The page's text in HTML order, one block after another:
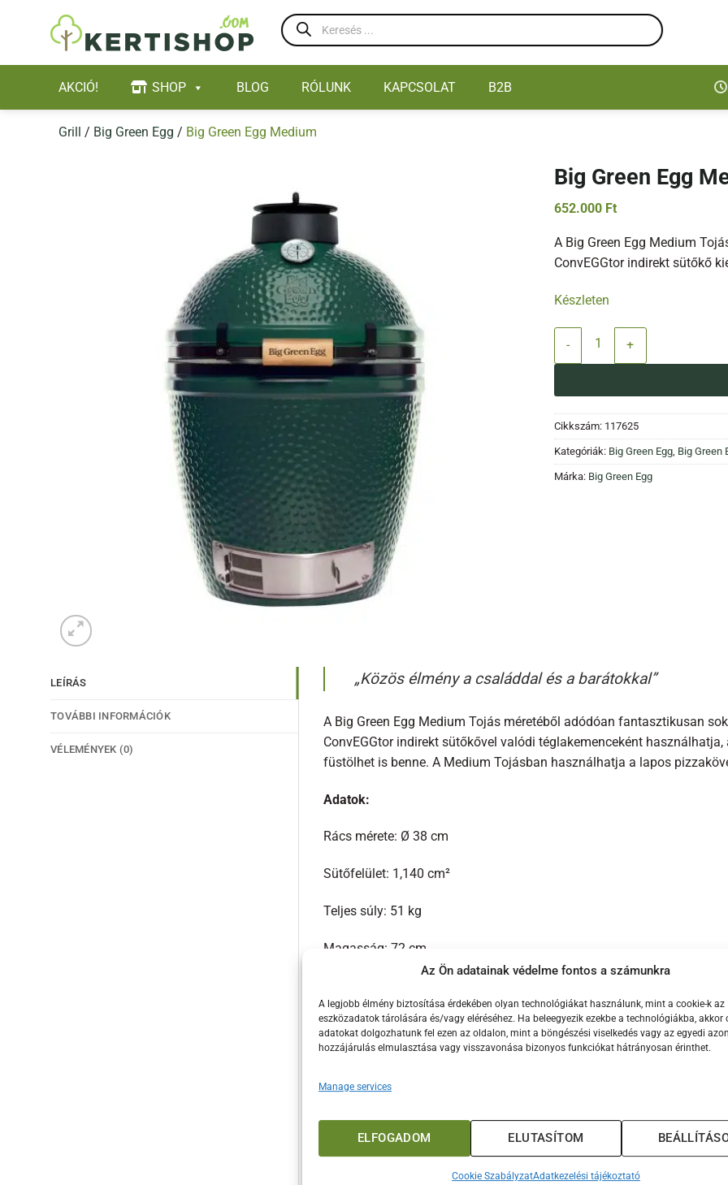
Az Ön adatainak védelme fontos a számunkra
A legjobb élmény biztosítása érdekében olyan technológiákat használunk, mint a cookie-k az
eszközadatok tárolására és/vagy eléréséhez. Ha beleegyezik ezekbe a technológiákba, akkor
adatokat dolgozhatunk fel ezen az oldalon, mint a böngészési viselkedés vagy az egyedi
hozzájárulás elmulasztása vagy visszavonása bizonyos funkciókat hátrányosan érinthet.
Manage services
ELFOGADOM ELUTASÍTOM
Cookie SzabályzatAdatkezelési tájékoztató
Products
search
AKCIÓ! SHOP BLOG RÓLUNK KAPCSOLAT B2B
Grill / Big Green Egg / Big Green Egg Medium
Big Green Egg
652.000 Ft
A Big Green Egg Medium
ConvEGGtor indirekt sütőkő
Készleten
Big Green Egg Medium
Cikkszám: 117625
Kategóriák: Big Green Egg Big Green
Márka: Big Green Egg
LEÍRÁS
TOVÁBBI INFORMÁCIÓK
VÉLEMÉNYEK (0)
„Közös élmény a családdal és a barátokkal”
A Big Green Egg Medium Tojás méretéből adódóan fantasztikusan
ConvEGGtor indirekt sütőkővel valódi téglakemenceként
füstölhet is benne. A Medium Tojásban használhatja a lapos
Adatok:
Rács mérete: Ø 38 cm
Sütőfelület: 1,140 cm²
Teljes súly: 51 kg
Magasság: 72 cm
1 db 6 kg-os pulyka
3 db csirke függőleges helyzetben
4 db steak